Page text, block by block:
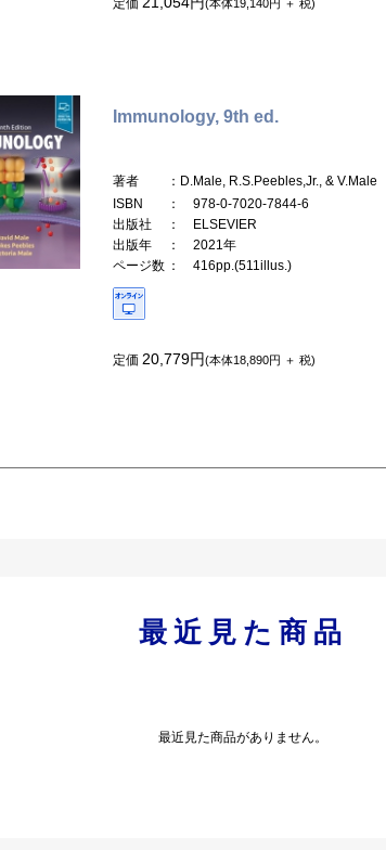
(本体19,140円 ＋ 税)
Immunology, 9th ed.
著者
：D.Male, R.S.Peebles,Jr., & V.Male
ISBN
： 978-0-7020-7844-6
出版社
： ELSEVIER
出版年
： 2021年
ページ数 ： 416pp.(511illus.)
定価 20,779円(本体18,890円 ＋ 税)
最近見た商品
最近見た商品がありません。